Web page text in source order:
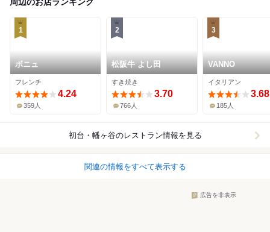
周辺のお店ランキング
1
ボニュ
フレンチ
4.24
359人
2
松阪牛 よし田
すき焼き
3.70
766人
3
VANNO
イタリアン
3.68
185人
初台・幡ヶ谷のレストラン情報を見る
関連の情報をすべて表示する
広告を非表示